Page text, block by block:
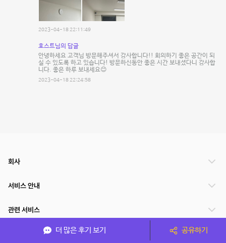
2023-04-18 22:11:49
호스트님의 답글
안녕하세요 고객님 방문해주셔서 감사합니다!! 회의하기 좋은 공간이 되
실 수 있도록 하고 있습니다! 방문하신동안 좋은 시간 보내셨다니 감사합
니다. 좋은 하루 보내세요😊
2023-04-18 22:24:58
더 많은 후기 보기 공유하기
회사
서비스 안내
관련 서비스